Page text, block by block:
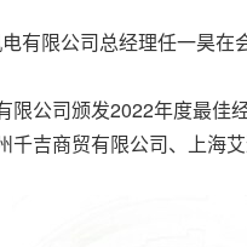
有限公司总经理任一昊在
限公司颁发2022年度最
吉商贸有限公司、上海